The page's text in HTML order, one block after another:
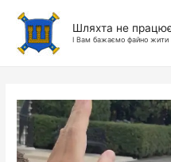
Шляхта не
І Вам бажаємо файно жити